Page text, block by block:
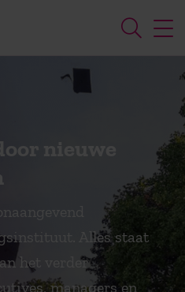
nieuwe
Alles staat
het verder
managers en